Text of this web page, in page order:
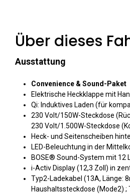
Über dieses
Ausstattung
Convenience & Sound-Paket
Elektrische Heckklappe mit
Qi: Induktives Laden (für
230 Volt/150W-Steckdose
230 Volt/1.500W-Steckdose
Heck- und Seitenscheiben
LED-Beleuchtung in der
BOSE® Sound-System mit 12
i-Activ Display (12,3 Zoll) in
Typ2-Ladekabel (13A, Länge:
Haushaltssteckdose (Mode2)